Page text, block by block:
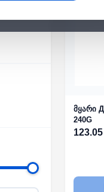
მყარი
240G